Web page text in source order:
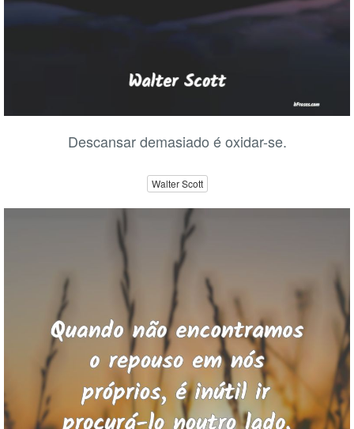
Descansar demasiado é oxidar-se.
Walter Scott